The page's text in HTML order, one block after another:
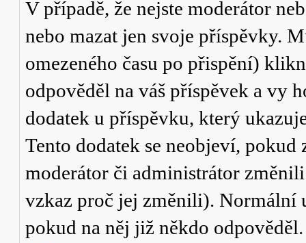
V případě, že nejste moderátor
nebo mazat jen svoje příspěvky.
omezeného času po přispění)
odpověděl na váš příspěvek a vy
dodatek u příspěvku, který
Tento dodatek se neobjeví,
moderátor či administrátor
vzkaz proč jej změnili). Normální
pokud na něj již někdo odpověděl.